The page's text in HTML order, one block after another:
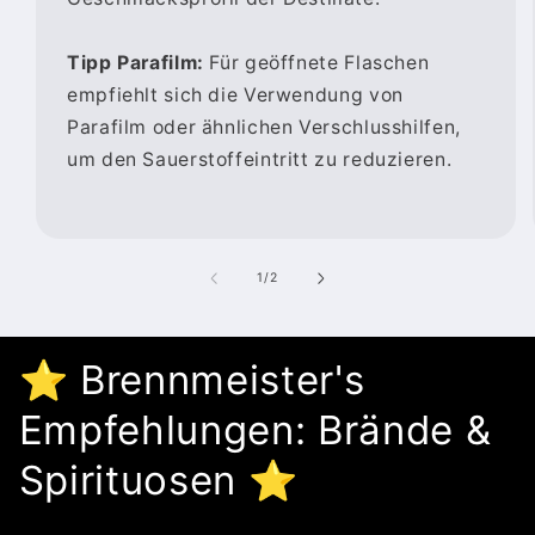
Tipp Parafilm: Für geöffnete Flaschen
empfiehlt sich die Verwendung von
Parafilm oder ähnlichen Verschlusshilfen,
um den Sauerstoffeintritt zu reduzieren.
1/von
2
⭐️ Brennmeister's
Empfehlungen: Brände &
Spirituosen ⭐️